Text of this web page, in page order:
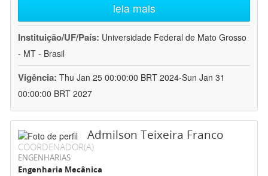
leia mais
Instituição/UF/País: Universidade Federal de Mato Grosso
- MT - Brasil
Vigência: Thu Jan 25 00:00:00 BRT 2024-Sun Jan 31
00:00:00 BRT 2027
Admilson Teixeira Franco
COORDENADOR(A)
ENGENHARIAS
Engenharia Mecânica